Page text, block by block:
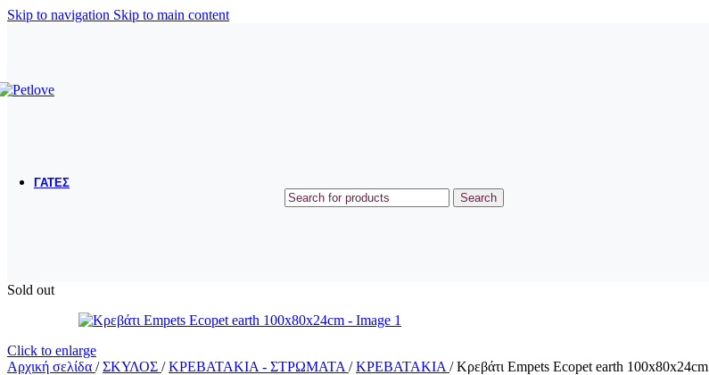
Skip to navigation Skip to main content
Search
ΓΑΤΕΣ
ΜΠΟΛΑΚΙΑ ΤΑΙΣΤΡΕΣ
Sold out
Click to enlarge
Αρχική σελίδα / ΣΚΥΛΟΣ / ΚΡΕΒΑΤΑΚΙΑ - ΣΤΡΩΜΑΤΑ / ΚΡΕΒΑΤΑΚΙΑ / Κρεβάτι Empets Ecopet earth 100x80x24cm